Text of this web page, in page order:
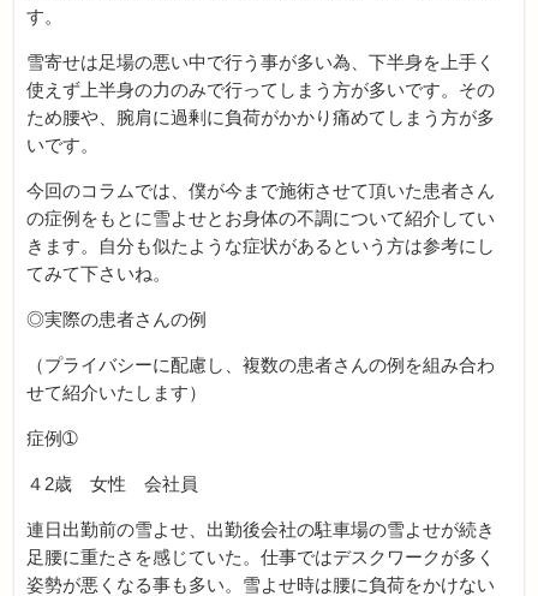
す。
雪寄せは足場の悪い中で行う事が多い為、下半身を上手く
使えず上半身の力のみで行ってしまう方が多いです。その
ため腰や、腕肩に過剰に負荷がかかり痛めてしまう方が多
いです。
今回のコラムでは、僕が今まで施術させて頂いた患者さん
の症例をもとに雪よせとお身体の不調について紹介してい
きます。自分も似たような症状があるという方は参考にし
てみて下さいね。
◎実際の患者さんの例
（プライバシーに配慮し、複数の患者さんの例を組み合わ
せて紹介いたします）
症例➀
４2歳 女性 会社員
連日出勤前の雪よせ、出勤後会社の駐車場の雪よせが続き
足腰に重たさを感じていた。仕事ではデスクワークが多く
姿勢が悪くなる事も多い。雪よせ時は腰に負荷をかけない